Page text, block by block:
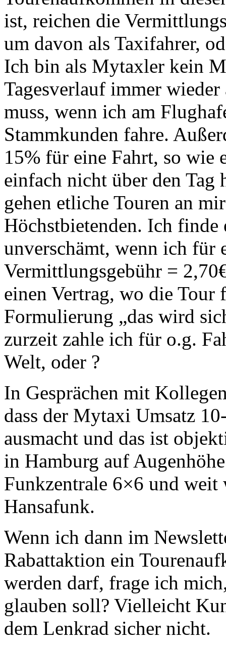
ist, reichen die
um davon als Taxifahrer,
Ich bin als Mytaxler kein
Tagesverlauf immer
muss, wenn ich am
Stammkunden fahre.
15% für eine Fahrt, so wie
einfach nicht über den Tag
gehen etliche Touren an
Höchstbietenden. Ich finde
unverschämt, wenn ich für
Vermittlungsgebühr =
einen Vertrag, wo die
Formulierung „das wird
zurzeit zahle ich für o.g.
Welt, oder ?
In Gesprächen mit
dass der Mytaxi Umsatz
ausmacht und das ist
in Hamburg auf
Funkzentrale 6×6 und
Hansafunk.
Wenn ich dann im
Rabattaktion ein
werden darf, frage ich
glauben soll? Vielleicht
dem Lenkrad sicher nicht.